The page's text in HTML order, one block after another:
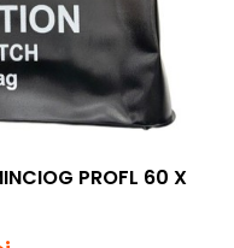
PROFL 60 X